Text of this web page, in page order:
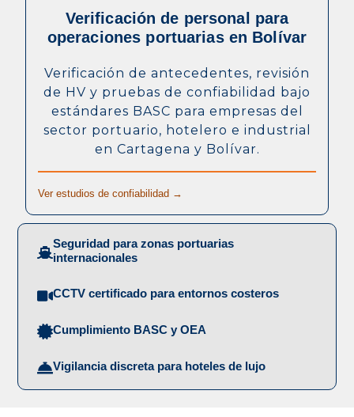
Verificación de personal para
operaciones portuarias en Bolívar
Verificación de antecedentes, revisión
de HV y pruebas de confiabilidad bajo
estándares BASC para empresas del
sector portuario, hotelero e industrial
en Cartagena y Bolívar.
Ver estudios de confiabilidad →
Seguridad para zonas portuarias
internacionales
CCTV certificado para entornos costeros
Cumplimiento BASC y OEA
Vigilancia discreta para hoteles de lujo